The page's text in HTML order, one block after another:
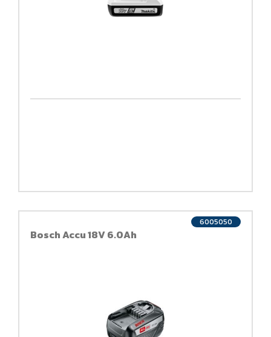
Bosch Accu 18V 6.0Ah
6005050